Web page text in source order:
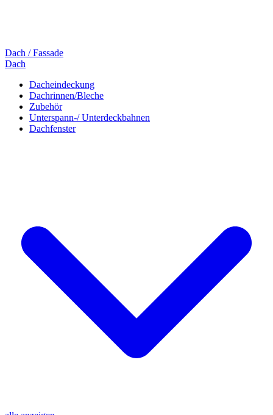
Dach / Fassade
Dach
Dacheindeckung
Dachrinnen/Bleche
Zubehör
Unterspann-/ Unterdeckbahnen
Dachfenster